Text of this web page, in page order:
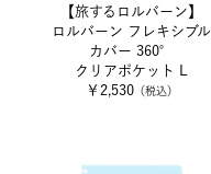
【旅するロルバーン】
ロルバーン フレキシブル
カバー 360°
クリアポケット L
￥2,530（税込）